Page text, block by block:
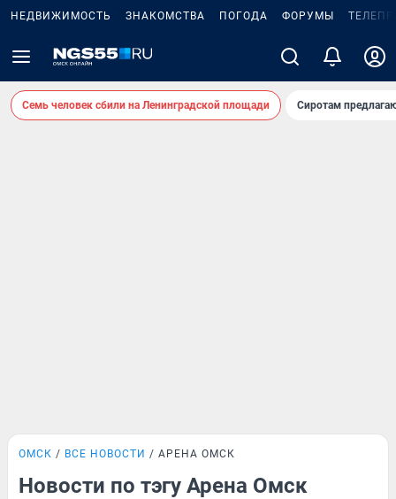
НЕДВИЖИМОСТЬ ЗНАКОМСТВА ПОГОДА ФОРУМЫ
Семь человек сбили на Ленинградской площади Сиротам
ОМСК ВСЕ НОВОСТИ АРЕНА ОМСК
Новости по тэгу Арена Омск